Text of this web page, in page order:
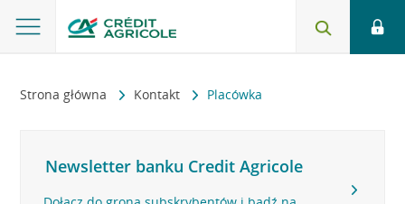
Strona główna Kontakt Placówka
Newsletter banku Credit Agricole